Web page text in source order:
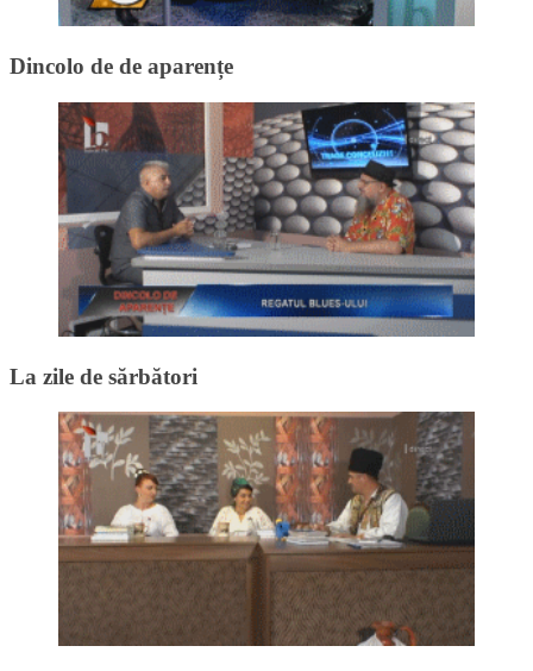
Dincolo de de aparențe
La zile de sărbători